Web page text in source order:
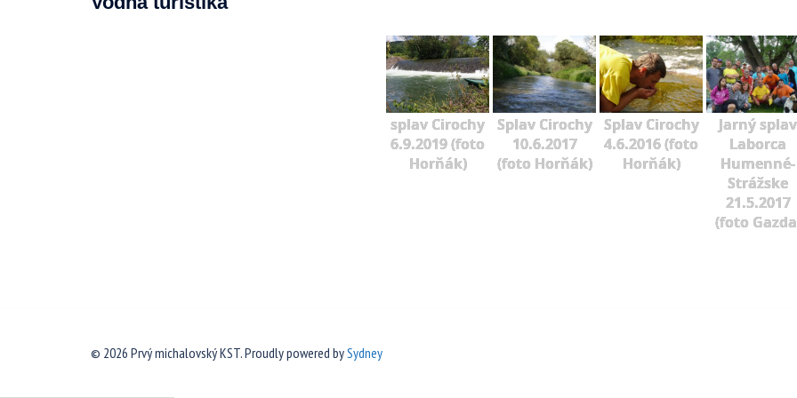
splav Cirochy
6.9.2019 (foto
Horňák)
Splav Cirochy
10.6.2017
(foto Horňák)
Splav Cirochy
4.6.2016 (foto
Horňák)
Jarný splav
Laborca
Humenné-
Strážske
21.5.2017
(foto
© 2026 Prvý michalovský KST. Proudly powered bySydney